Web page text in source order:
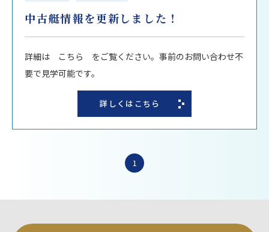
中古艇情報を更新しました！
詳細は こちら をご覧ください。事前のお問い合わせ不
要で見学可能です。
詳しくはこちら
1